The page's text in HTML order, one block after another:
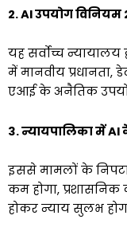
2. AI उपयोग विनियम
यह सर्वोच्च न्यायालय
में मानवीय प्रधानता,
एआई के अनैतिक
3. न्यायपालिका में AI
इससे मामलों के
कम होगा, प्रशासनिक
होकर न्याय सुलभ